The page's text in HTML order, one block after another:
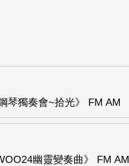
琴獨奏會~拾光》 FM AM
幽靈變奏曲》 FM AM